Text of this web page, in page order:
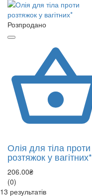
Розпродано
Олія для тіла проти
розтяжок у вагітних*
206.00₴
(0)
13 результатів